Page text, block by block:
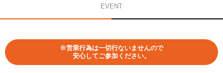
EVENT
※営業行為は一切行ないませんので
安心してご参加ください。